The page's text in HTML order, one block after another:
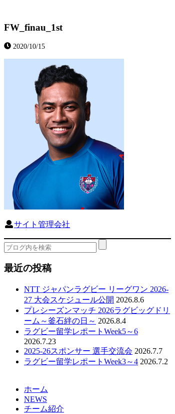
FW_finau_1st
2020/10/15
サイト管理会社
最近の投稿
NTT ジャパンラグビー リーグワン 2026-
27 大会スケジュール公開 2026.8.6
プレシーズンマッチ 2026ラグビッグドリ
ーム～釜石絆の日～ 2026.8.4
ラグビー留学レポートWeek5～6
2026.7.23
2025-26スポンサー 選手交流会 2026.7.7
ラグビー留学レポートWeek3～4 2026.7.2
ホーム
NEWS
チーム紹介